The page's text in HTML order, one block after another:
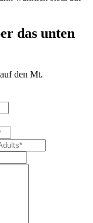
das unten
den Mt.